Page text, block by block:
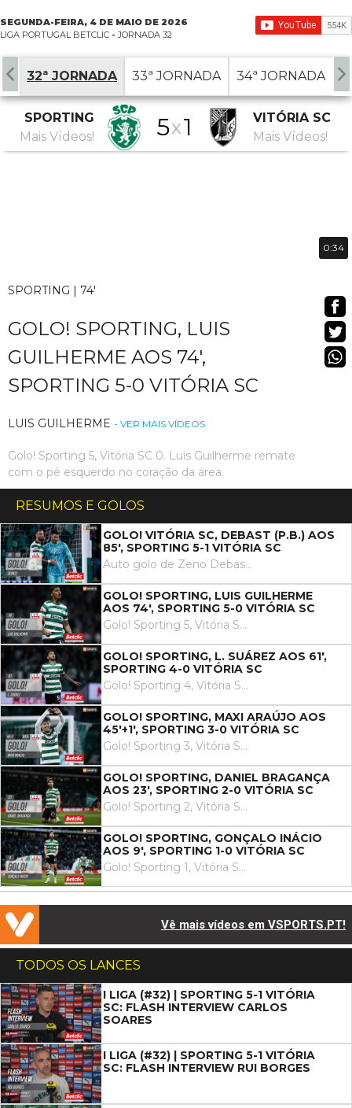
SEGUNDA-FEIRA, 4 DE MAIO DE 2026
LIGA PORTUGAL BETCLIC -JORNADA 32
32ª JORNADA 33ª JORNADA 34ª JORNADA
SPORTING
Mais Vídeos!
5x1
VITÓRIA SC
Mais Vídeos!
0:34
SPORTING | 74'
GOLO! SPORTING, LUIS
GUILHERME AOS 74',
SPORTING 5-0 VITÓRIA SC
LUIS GUILHERME - VER MAIS VÍDEOS
Golo! Sporting 5, Vitória SC 0. Luis Guilherme remate
com o pé esquerdo no coração da área.
RESUMOS E GOLOS
GOLO! VITÓRIA SC, DEBAST (P.B.) AOS
85', SPORTING 5-1 VITÓRIA SC
Auto golo de Zeno Debast, Sporting. Sporting 5, Vitória SC 1..
GOLO! SPORTING, LUIS GUILHERME
AOS 74', SPORTING 5-0 VITÓRIA SC
Golo! Sporting 5, Vitória SC 0. Luis Guilherme remate com o pé esquerdo no coração da área.
GOLO! SPORTING, L. SUÁREZ AOS 61',
SPORTING 4-0 VITÓRIA SC
Golo! Sporting 4, Vitória SC 0. Luis Suárez remate com o pé direito no coração da área.
GOLO! SPORTING, MAXI ARAÚJO AOS
45'+1', SPORTING 3-0 VITÓRIA SC
Golo! Sporting 3, Vitória SC 0. Maxi Araújo remate com o pé direito no coração da área ao centro da baliza. Assistência de Zeno Debast com um passe em profundidade.
GOLO! SPORTING, DANIEL BRAGANÇA
AOS 23', SPORTING 2-0 VITÓRIA SC
Golo! Sporting 2, Vitória SC 0. Daniel Bragança remate com o pé esquerdo no coração da área.
GOLO! SPORTING, GONÇALO INÁCIO
AOS 9', SPORTING 1-0 VITÓRIA SC
Golo! Sporting 1, Vitória SC 0. Gonçalo Inácio de cabeça em frente à baliza depois de um livre.
Vê mais vídeos em VSPORTS.PT!
TODOS OS LANCES
I LIGA (#32) | SPORTING 5-1 VITÓRIA
SC: FLASH INTERVIEW CARLOS
SOARES
I LIGA (#32) | SPORTING 5-1 VITÓRIA
SC: FLASH INTERVIEW RUI BORGES